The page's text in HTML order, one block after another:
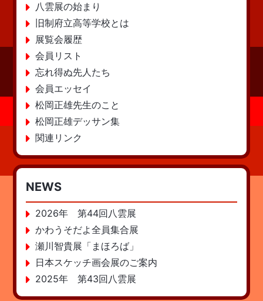
八雲展の始まり
旧制府立高等学校とは
展覧会履歴
会員リスト
忘れ得ぬ先人たち
会員エッセイ
松岡正雄先生のこと
松岡正雄デッサン集
関連リンク
NEWS
2026年 第44回八雲展
かわうそだよ全員集合展
瀬川智貴展「まほろば」
日本スケッチ画会展のご案内
2025年 第43回八雲展